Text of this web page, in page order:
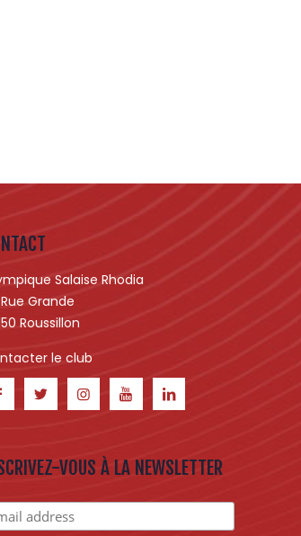
Salaise Rhodia
Grande
Roussillon
le club
VOUS À LA NEWSLETTER